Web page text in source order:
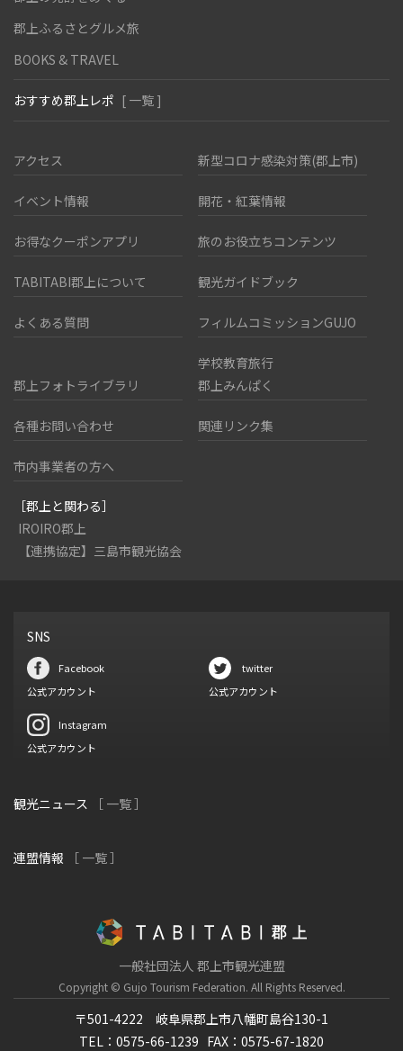
郡上ふるさとグルメ旅
BOOKS & TRAVEL
おすすめ郡上レポ [ 一覧 ]
アクセス 新型コロナ感染対策(郡上市)
イベント情報 開花・紅葉情報
お得なクーポンアプリ 旅のお役立ちコンテンツ
TABITABI郡上について 観光ガイドブック
よくある質問 フィルムコミッションGUJO
郡上フォトライブラリ
学校教育旅行
郡上みんぱく
各種お問い合わせ 関連リンク集
市内事業者の方へ
［郡上と関わる］
IROIRO郡上
【連携協定】三島市観光協会
SNS
Facebook
公式アカウント
twitter
公式アカウント
Instagram
公式アカウント
観光ニュース ［ 一覧 ］
連盟情報 ［ 一覧 ］
一般社団法人 郡上市観光連盟
Copyright © Gujo Tourism Federation. All Rights Reserved.
〒501-4222 岐阜県郡上市八幡町島谷130-1
TEL：0575-66-1239 FAX：0575-67-1820